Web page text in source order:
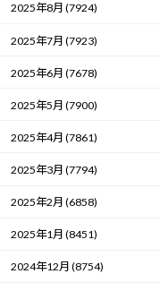
2025年8月 (7924)
2025年7月 (7923)
2025年6月 (7678)
2025年5月 (7900)
2025年4月 (7861)
2025年3月 (7794)
2025年2月 (6858)
2025年1月 (8451)
2024年12月 (8754)